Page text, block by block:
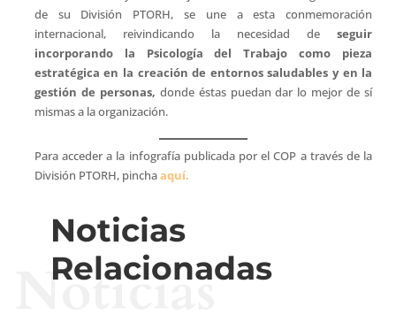
de su División PTORH, se une a esta conmemoración
internacional, reivindicando la necesidad deseguir
incorporando la Psicología del Trabajo como pieza
estratégica en la creación de entornos saludables y en la
gestión de personas, donde éstas puedan dar lo mejor de sí
mismas a la organización.
Para acceder a la infografía publicada por el COP a través de la
División PTORH, pinchaaquí.
Noticias
Relacionadas
Noticias